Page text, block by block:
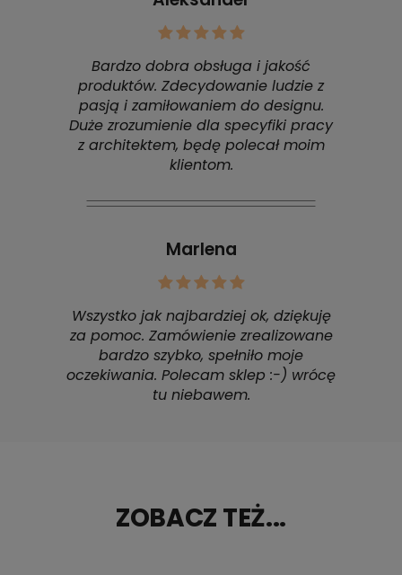
Bardzo dobra obsługa i jakość
produktów. Zdecydowanie ludzie z
pasją i zamiłowaniem do designu.
Duże zrozumienie dla specyfiki pracy
z architektem, będę polecał moim
klientom.
Marlena
Wszystko jak najbardziej ok, dziękuję
za pomoc. Zamówienie zrealizowane
bardzo szybko, spełniło moje
oczekiwania. Polecam sklep :-) wrócę
tu niebawem.
ZOBACZ TEŻ...